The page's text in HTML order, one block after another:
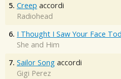
5. Creep accordi
Radiohead
6. I Thought I Saw Your Face
She and Him
7. Sailor Song accordi
Gigi Perez